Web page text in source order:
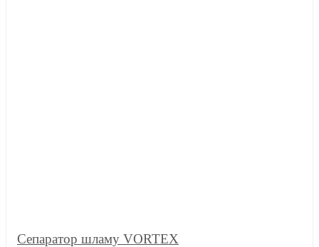
Сепаратор шламу VORTEX